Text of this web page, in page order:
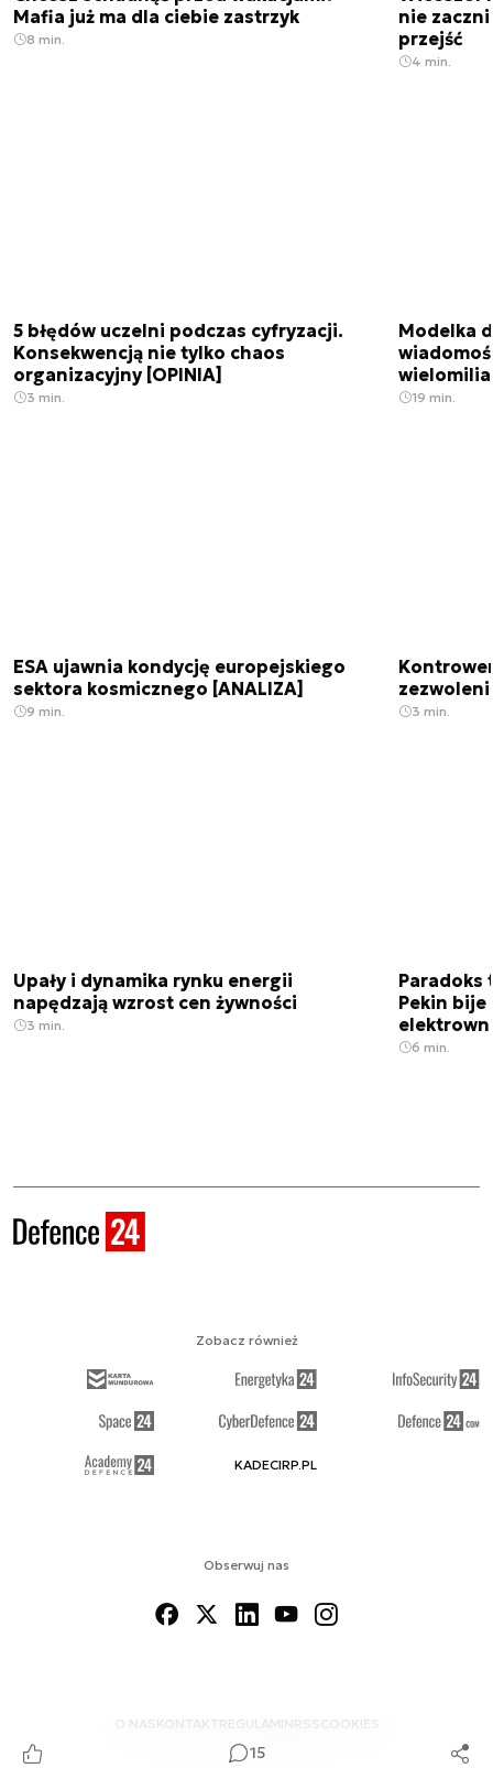
15
Mafia już ma dla ciebie zastrzyk
8 min.
nie
przejść
4 min.
5 błędów uczelni podczas cyfryzacji.
Konsekwencją nie tylko chaos
organizacyjny [OPINIA]
3 min.
Modelka
19 min.
ESA ujawnia kondycję europejskiego
sektora kosmicznego [ANALIZA]
9 min. 3 min.
Upały i dynamika rynku energii
napędzają wzrost cen żywności
3 min.
Paradoks
Pekin bije
6 min.
Obserwuj nas
O NAS KONTAKTREGULAMINRSS COOKIES
Zobacz również
KADECIRP.PL